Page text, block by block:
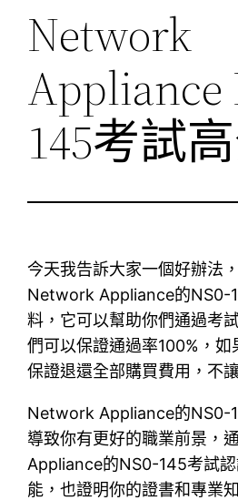
Network
Appliance
145考試
今天我告訴大家一個好辦法
Network Appliance的NS0-
料，它可以幫助你們通過考
們可以保證通過率100%，
保證退還全部購買費用，不
Network Appliance的NS0-
導致你有更好的職業前景，
Appliance的NS0-145考試
能，也證明你的證書和專業